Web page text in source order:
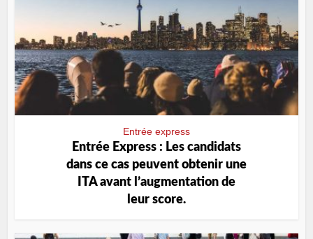
Entrée express
Entrée Express : Les candidats
dans ce cas peuvent obtenir une
ITA avant l’augmentation de
leur score.